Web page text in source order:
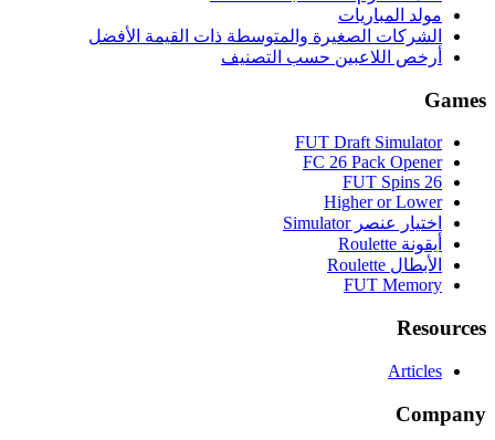
مولد المباريات
الشركات الصغيرة والمتوسطة ذات القيمة الأفضل
أرخص اللاعبين حسب التصنيف
Games
FUT Draft Simulator
FC 26 Pack Opener
FUT Spins 26
Higher or Lower
اختيار عنصر Simulator
أيقونة Roulette
الأبطال Roulette
FUT Memory
Resources
Articles
Company